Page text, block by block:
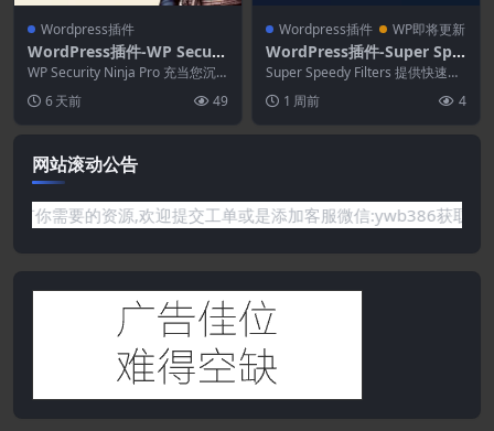
Wordpress插件
WordPress插件-WP Securi
ty Ninja Premium 5.294
WP Security Ninja Pro 充当您沉
默的守护者。 凭借其轻松的设...
6 天前 49
Wordpress插件 WP即将更新
WordPress插件-Super Spe
edy Filters 6.42.0
Super Speedy Filters 提供快速的
产品筛选功能，并为每个归档页...
1 周前 4
网站滚动公告
网站没有你需要的资源,欢迎提交工单或是添加客服微信